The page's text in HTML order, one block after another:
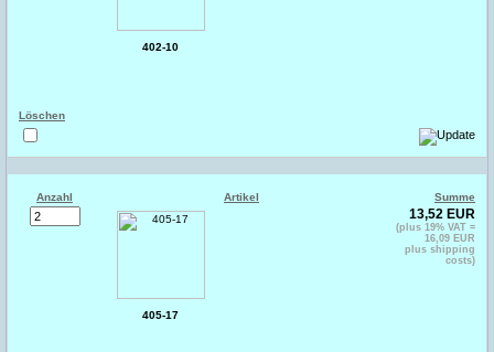
Löschen
402-10
Artikel
405-17
Anzahl Summe
13,52 EUR
(plus 19% VAT =
16,09 EUR
plus shipping
costs)